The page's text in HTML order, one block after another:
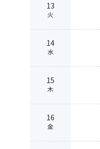
13
火
14
水
15
木
16
金